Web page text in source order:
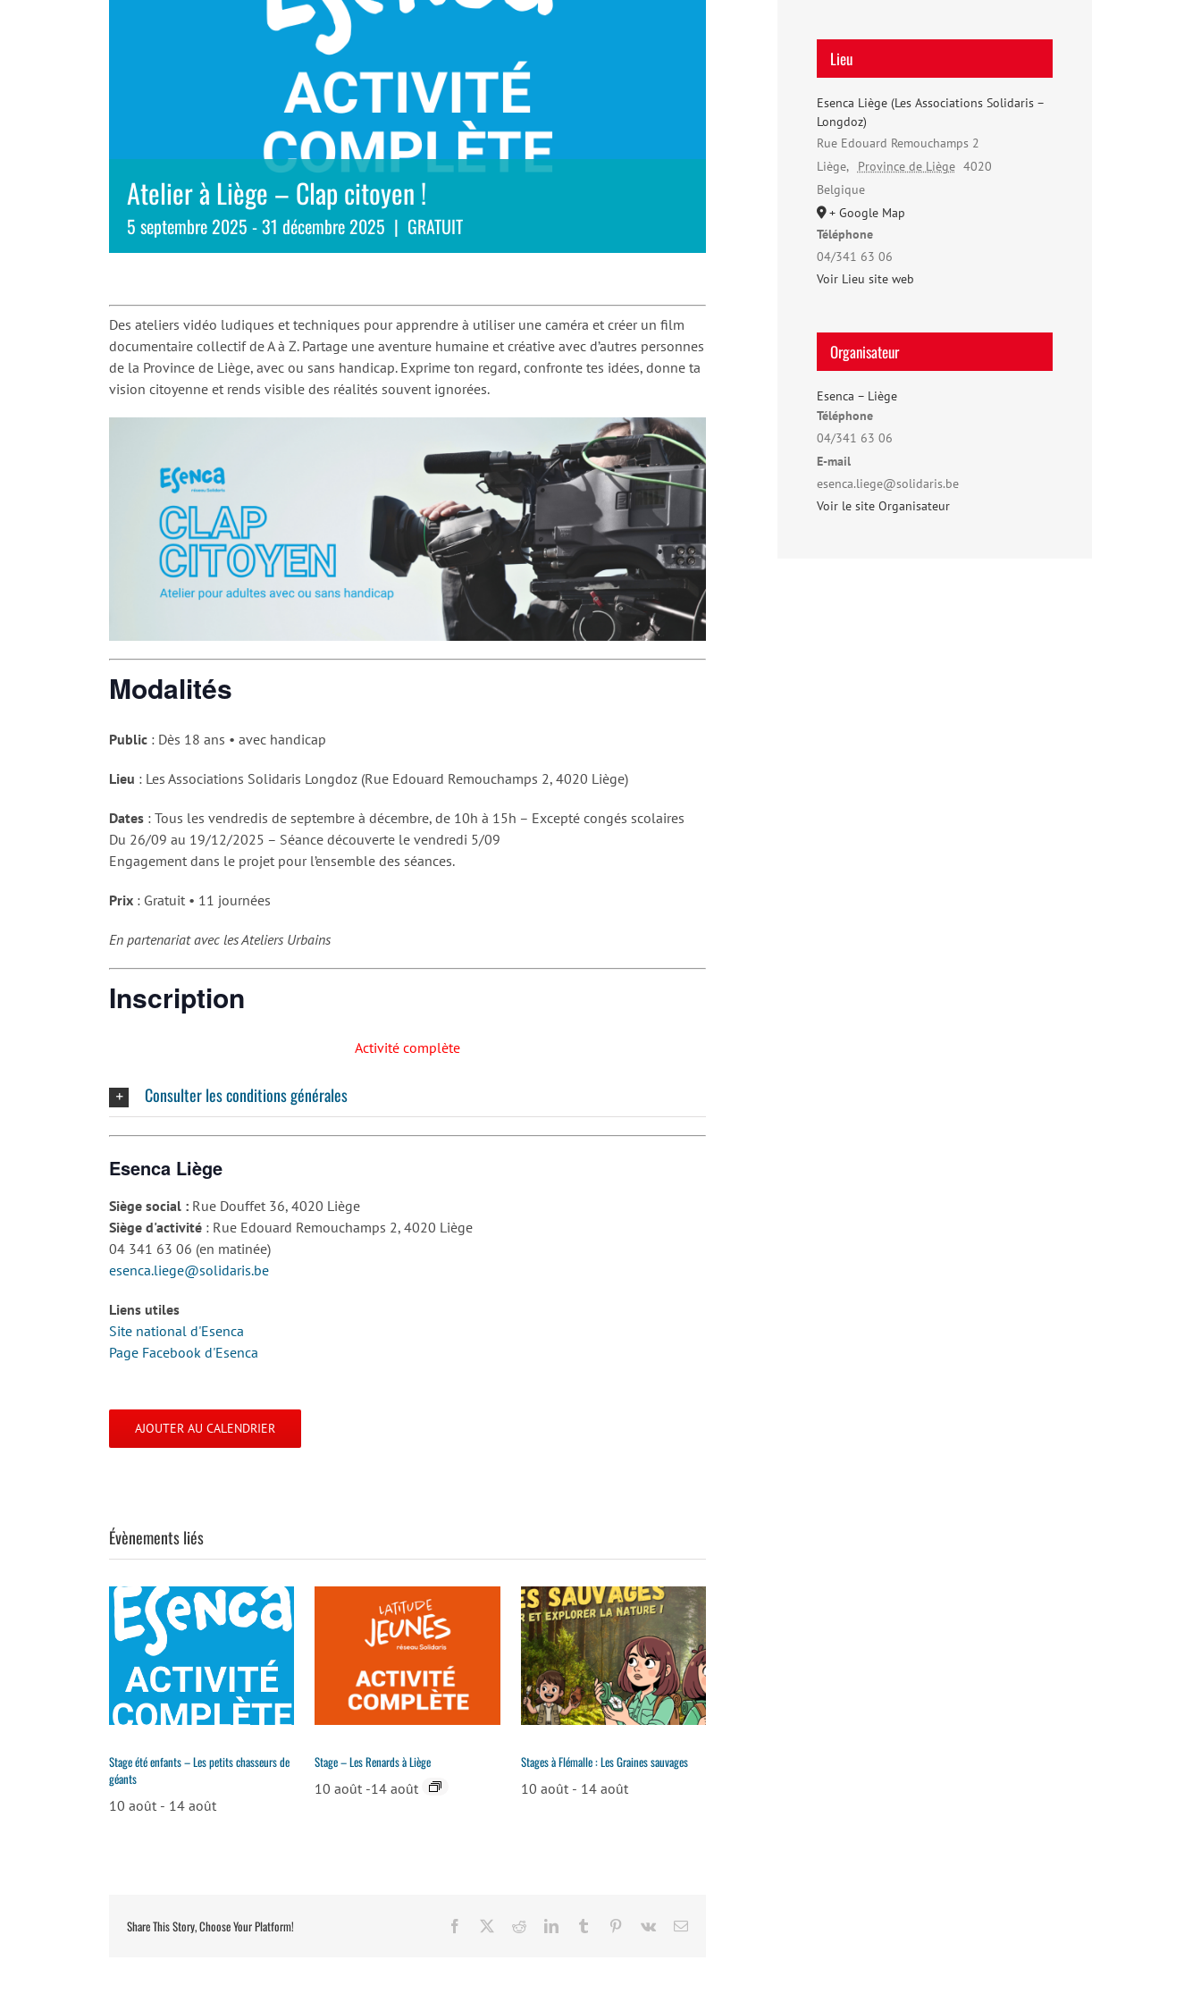
Atelier à Liège – Clap citoyen !
5 septembre 2025 -31 décembre 2025 | GRATUIT
Des ateliers vidéo ludiques et techniques pour apprendre à utiliser une caméra et créer un film
documentaire collectif de A à Z. Partage une aventure humaine et créative avec d’autres personnes
de la Province de Liège, avec ou sans handicap. Exprime ton regard, confronte tes idées, donne ta
vision citoyenne et rends visible des réalités souvent ignorées.
Modalités
Public : Dès 18 ans • avec handicap
Lieu : Les Associations Solidaris Longdoz (Rue Edouard Remouchamps 2, 4020 Liège)
Dates : Tous les vendredis de septembre à décembre, de 10h à 15h – Excepté congés scolaires
Du 26/09 au 19/12/2025 – Séance découverte le vendredi 5/09
Engagement dans le projet pour l’ensemble des séances.
Prix : Gratuit • 11 journées
En partenariat avec les Ateliers Urbains
Inscription
Activité complète
Consulter les conditions générales
Esenca Liège
Siège social : Rue Douffet 36, 4020 Liège
Siège d'activité : Rue Edouard Remouchamps 2, 4020 Liège
04 341 63 06 (en matinée)
esenca.liege@solidaris.be
Liens utiles
Site national d'Esenca
Page Facebook d'Esenca
AJOUTER AU CALENDRIER
Évènements liés
Stage été enfants – Les petits chasseurs de
géants
10 août - 14 août
Stage – Les Renards à Liège
10 août -14 août
Stages à Flémalle : Les Graines sauvages
10 août - 14 août
Share This Story, Choose Your Platform! Facebook RedditLinkedInTumblr Pinterest
Vk Email
Lieu
Esenca Liège (Les Associations Solidaris –
Longdoz)
Rue Edouard Remouchamps 2
Liège, Province de Liège 4020
Belgique
+ Google Map
Téléphone
04/341 63 06
Voir Lieu site web
Organisateur
Esenca – Liège
Téléphone
04/341 63 06
E-mail
esenca.liege@solidaris.be
Voir le site Organisateur